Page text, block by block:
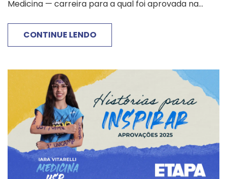
Medicina — carreira para a qual foi aprovada na...
CONTINUE LENDO